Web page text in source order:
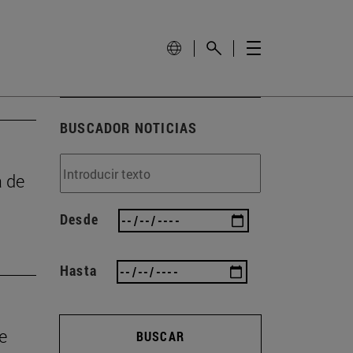
de
BUSCADOR NOTICIAS
Desde
Hasta
BUSCAR